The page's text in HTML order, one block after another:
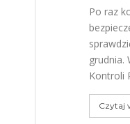
Po raz
grudnia.
Kontroli
Czytaj